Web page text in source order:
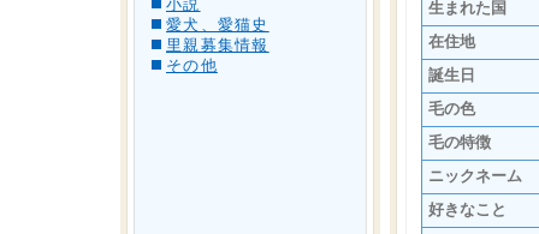
小説
愛犬、愛猫史
里親募集情報
その他
生まれた国
在住地
誕生日
毛の色
毛の特徴
ニックネーム
好きなこと